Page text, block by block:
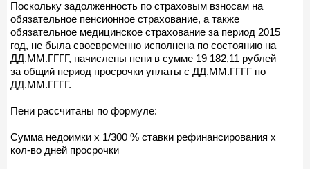
Поскольку задолженность по страховым взносам на
обязательное пенсионное страхование, а также
обязательное медицинское страхование за период 2015
год, не была своевременно исполнена по состоянию на
ДД.ММ.ГГГГ, начислены пени в сумме 19 182,11 рублей
за общий период просрочки уплаты с ДД.ММ.ГГГГ по
ДД.ММ.ГГГГ.
Пени рассчитаны по формуле:
Сумма недоимки х 1/300 % ставки рефинансирования х
кол-во дней просрочки